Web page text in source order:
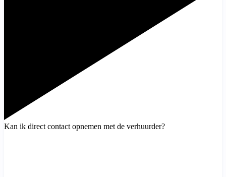
Kan ik direct contact opnemen met de verhuurder?